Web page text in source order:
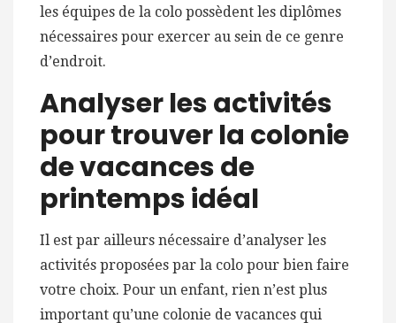
les équipes de la colo possèdent les diplômes
nécessaires pour exercer au sein de ce genre
d’endroit.
Analyser les activités
pour trouver la colonie
de vacances de
printemps idéal
Il est par ailleurs nécessaire d’analyser les
activités proposées par la colo pour bien faire
votre choix. Pour un enfant, rien n’est plus
important qu’une colonie de vacances qui